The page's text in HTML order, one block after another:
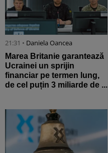
21:31 • Daniela Oancea
Marea Britanie garantează
Ucrainei un sprijin
financiar pe termen lung,
de cel puțin 3 miliarde de ...